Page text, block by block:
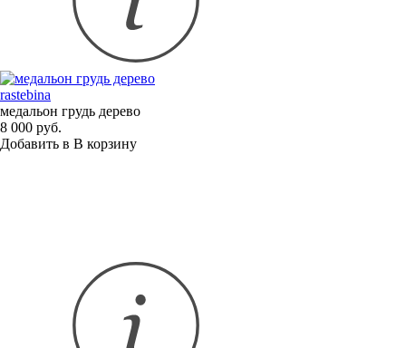
rastebina
медальон грудь дерево
8 000 руб.
Добавить в В корзину